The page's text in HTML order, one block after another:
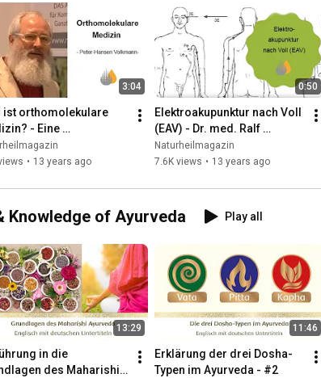
3:04
ist orthomolekulare
- Eine
erklärt
• 13 years ago
0:50
Elektroakupunktur nach Voll
(EAV) - Dr. med. Ralf
Oettmeier und Dr. med.
Wolfgang Scheel
Naturheilmagazin
7.6K views • 13 years ago
Knowledge of Ayurveda Play all
13:29
in die
des Maharishi
11:46
Erklärung der drei Dosha-
Typen im Ayurveda - #2